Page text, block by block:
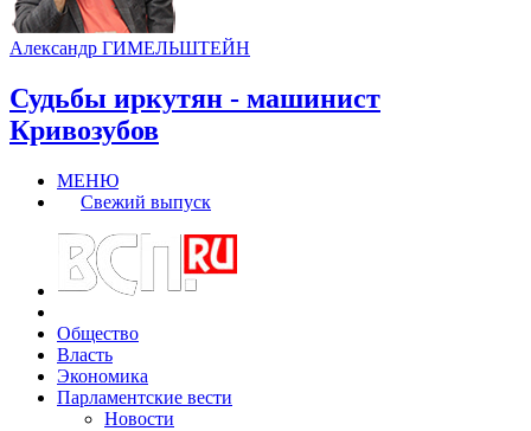
Александр ГИМЕЛЬШТЕЙН
Судьбы иркутян - машинист
Кривозубов
МЕНЮ
Свежий выпуск
Общество
Власть
Экономика
Парламентские вести
Новости